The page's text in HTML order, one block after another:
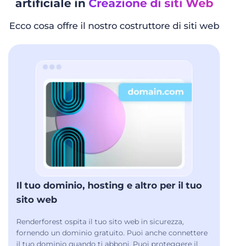
artificiale in Creazione di siti Web
Ecco cosa offre il nostro costruttore di siti web
Il tuo dominio, hosting e altro per il tuo
sito web
Renderforest ospita il tuo sito web in sicurezza,
fornendo un dominio gratuito. Puoi anche connettere
il tuo dominio quando ti abboni. Puoi proteggere il